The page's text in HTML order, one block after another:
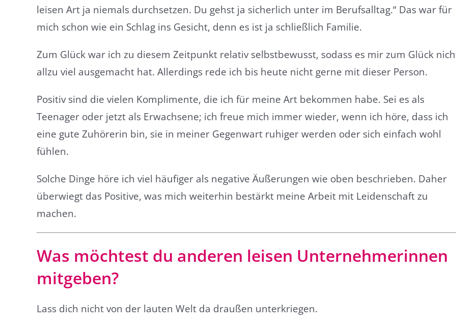
leisen Art ja niemals durchsetzen. Du gehst ja sicherlich unter im Berufsalltag.“ Das war für
mich schon wie ein Schlag ins Gesicht, denn es ist ja schließlich Familie.
Zum Glück war ich zu diesem Zeitpunkt relativ selbstbewusst, sodass es mir zum Glück
allzu viel ausgemacht hat. Allerdings rede ich bis heute nicht gerne mit dieser Person.
Positiv sind die vielen Komplimente, die ich für meine Art bekommen habe. Sei es als
Teenager oder jetzt als Erwachsene; ich freue mich immer wieder, wenn ich höre, dass ich
eine gute Zuhörerin bin, sie in meiner Gegenwart ruhiger werden oder sich einfach wohl
fühlen.
Solche Dinge höre ich viel häufiger als negative Äußerungen wie oben beschrieben. Daher
überwiegt das Positive, was mich weiterhin bestärkt meine Arbeit mit Leidenschaft zu
machen.
Was möchtest du anderen leisen Unternehmerinnen
mitgeben?
Lass dich nicht von der lauten Welt da draußen unterkriegen.